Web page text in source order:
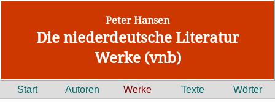
Peter Hansen
Die niederdeutsche Literatur
Werke (vnb)
Start Autoren Werke Texte Wörter